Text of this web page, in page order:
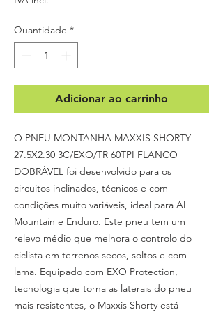
Quantidade *
Adicionar ao carrinho
O PNEU MONTANHA MAXXIS SHORTY
27.5X2.30 3C/EXO/TR 60TPI FLANCO
DOBRÁVEL foi desenvolvido para os
circuitos inclinados, técnicos e com
condições muito variáveis, ideal para Al
Mountain e Enduro. Este pneu tem um
relevo médio que melhora o controlo do
ciclista em terrenos secos, soltos e com
lama. Equipado com EXO Protection,
tecnologia que torna as laterais do pneu
mais resistentes, o Maxxis Shorty está